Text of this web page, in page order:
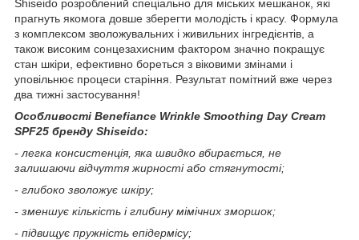
Shiseido розроблений спеціально для міських мешканок, які
прагнуть якомога довше зберегти молодість і красу. Формула
з комплексом зволожувальних і живильних інгредієнтів, а
також високим сонцезахисним фактором значно покращує
стан шкіри, ефективно бореться з віковими змінами і
уповільнює процеси старіння. Результат помітний вже через
два тижні застосування!
Особливості Benefiance Wrinkle Smoothing Day Cream
SPF25 бренду Shiseido:
- легка консистенція, яка швидко вбирається, не
залишаючи відчуття жирності або стягнутості;
- глибоко зволожує шкіру;
- зменшує кількість і глибину мімічних зморшок;
- підвищує пружність епідермісу;